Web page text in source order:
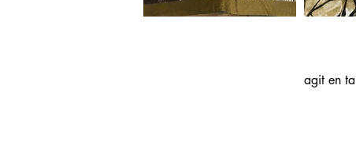
agit en